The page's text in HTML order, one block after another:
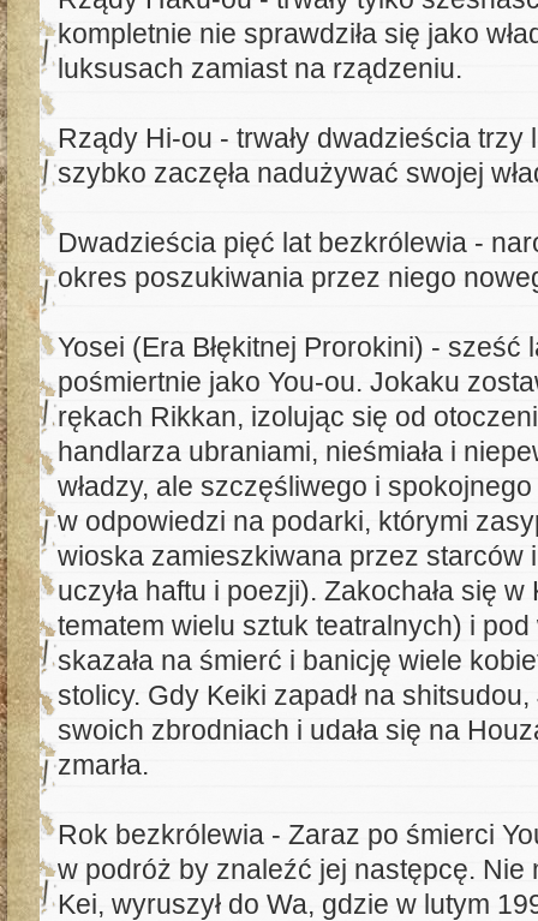
kompletnie nie sprawdziła się jako
luksusach zamiast na rządzeniu.
Rządy Hi-ou - trwały dwadzieścia
szybko zaczęła nadużywać swojej
Dwadzieścia pięć lat bezkrólewia -
okres poszukiwania przez niego
Yosei (Era Błękitnej Prorokini) -
pośmiertnie jako You-ou. Jokaku
rękach Rikkan, izolując się od
handlarza ubraniami, nieśmiała i
władzy, ale szczęśliwego i
w odpowiedzi na podarki, którymi
wioska zamieszkiwana przez starców
uczyła haftu i poezji). Zakochała się
tematem wielu sztuk teatralnych) i pod
skazała na śmierć i banicję wiele
stolicy. Gdy Keiki zapadł na
swoich zbrodniach i udała się na
zmarła.
Rok bezkrólewia - Zaraz po śmierci
w podróż by znaleźć jej następcę.
Kei, wyruszył do Wa, gdzie w lutym